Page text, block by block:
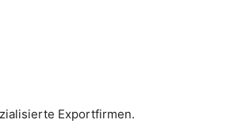
Exportfirmen.